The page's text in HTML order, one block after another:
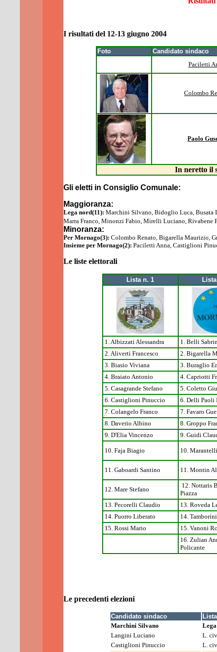
I risultati del 12-13 giugno 2004
Foto
Candidato sindaco
Paciletti
Colombo
Paolo
In neretto il
Gli eletti in Consiglio Comunale:
Maggioranza:
Lega nord(11): Marchini Silvano, Bidoglio Luca, Busata
Marra Franco, Minonzi Fabio, Mirelli Luciano, Rivabene
Minoranza:
Per Mornago(3): Colombo Renato, Bigarella Maurizio,
Insieme per Mornago(2): Paciletti Anna, Castiglioni
Le liste elettorali
Lista n. 1
1. Albizzati Alessandra
1. Belli
2. Aliverti Francesco
2. Bigarella
3. Biasio Viviana
3. Buraglio
4. Braiato Antonio
4. Capriotti
5. Casagrande Stefano
5. Coletto
6. Castiglioni Pinuccio
6. Delli Paoli
7. Colangelo Franco
7. Favaro
8. Daverio Albino
8. Groppo
9. D'Elia Vincenzo
9. Guidi
10. Faja Biagio 10.
11. Gaboardi Santino 11. Montin
12. Mare Stefano
12. Nottaris
Piazza
13. Pecorelli Claudio
13. Roveda
14. Puorro Liberato
14.
15. Rossi Mario
15. Vanoni
16. Zulian
Policante
Le precedenti elezioni
Candidato sindaco
Lista
Marchini Silvano
Langini Luciano
L.
Castiglioni Pinuccio
L.